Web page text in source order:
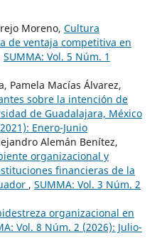
Moreno, Cultura
de ventaja competitiva en
SUMMA: Vol. 5 Núm. 1
Pamela Macías Álvarez,
sobre la intención de
de Guadalajara, México
Enero-Junio
Alemán Benítez,
organizacional y
financieras de la
, SUMMA: Vol. 3 Núm. 2
organizacional en
Vol. 8 Núm. 2 (2026): Julio-